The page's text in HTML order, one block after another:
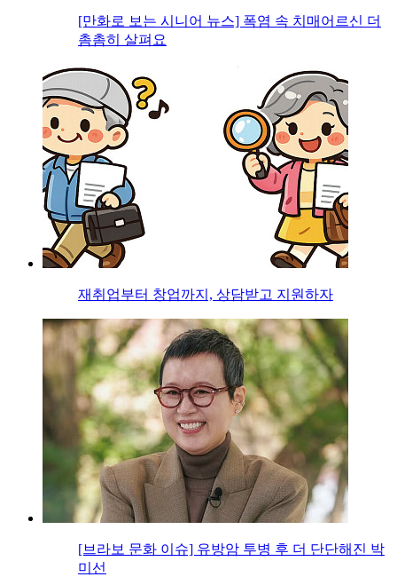
[만화로 보는 시니어 뉴스] 폭염 속 치매어르신 더
촘촘히 살펴요
재취업부터 창업까지, 상담받고 지원하자
[브라보 문화 이슈] 유방암 투병 후 더 단단해진 박
미선